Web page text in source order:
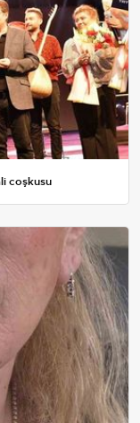
coşkusu